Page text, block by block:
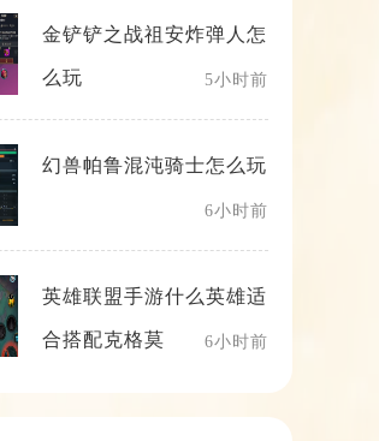
金铲铲之战祖安炸弹人怎
么玩 5小时前
幻兽帕鲁混沌骑士怎么玩
6小时前
英雄联盟手游什么英雄适
合搭配克格莫 6小时前